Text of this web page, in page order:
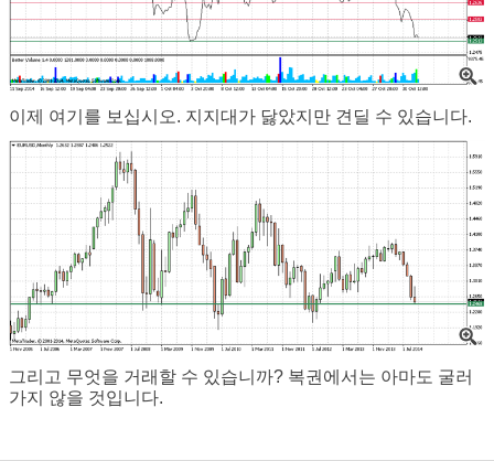
이제 여기를 보십시오. 지지대가 닳았지만 견딜 수 있습니다.
그리고 무엇을 거래할 수 있습니까? 복권에서는 아마도 굴러
가지 않을 것입니다.